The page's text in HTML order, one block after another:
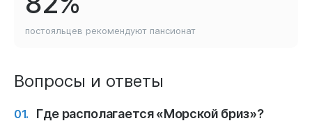
постояльцев рекомендуют пансионат
Вопросы и ответы
Где располагается «Морской бриз»?